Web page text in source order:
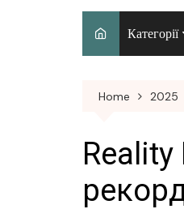
Категорії
Аудіо &
Безпека
Home 2025
Reality